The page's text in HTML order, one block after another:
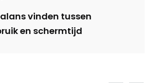
vinden tussen
en schermtijd